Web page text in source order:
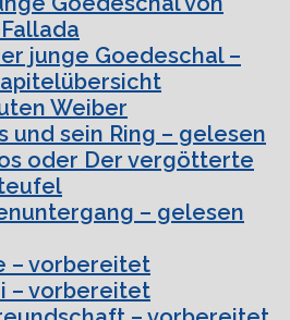
junge Goedeschal –
Weiber
und sein Ring – gelesen
oder Der vergötterte
– gelesen
– vorbereitet
– vorbereitet